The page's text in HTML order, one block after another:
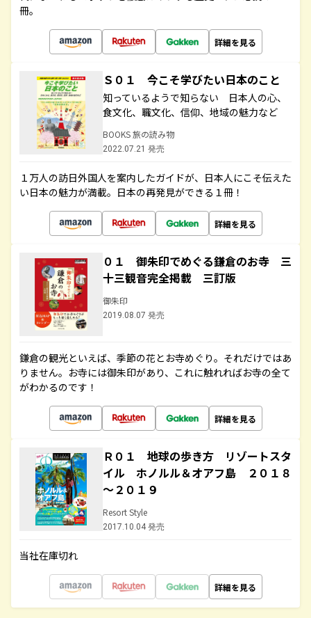
冊。
詳細を見る
Ｓ０１ 今こそ学びたい日本のこと
知っているようで知らない 日本人の心、
食文化、職文化、信仰、地域の魅力など
BOOKS 旅の読み物
2022.07.21 発売
１万人の訪日外国人を案内したガイドが、日本人にこそ伝えた
い日本の魅力が満載。日本の再発見ができる１冊！
詳細を見る
０１ 御朱印でめぐる鎌倉のお寺 三
十三観音完全掲載 三訂版
御朱印
2019.08.07 発売
鎌倉の観光といえば、季節の花とお寺めぐり。それだけではあ
りません。お寺には御朱印があり、これに触れればお寺の全て
がわかるのです！
詳細を見る
Ｒ０１ 地球の歩き方 リゾートスタ
イル ホノルル＆オアフ島 ２０１８
～２０１９
Resort Style
2017.10.04 発売
当社在庫切れ
詳細を見る